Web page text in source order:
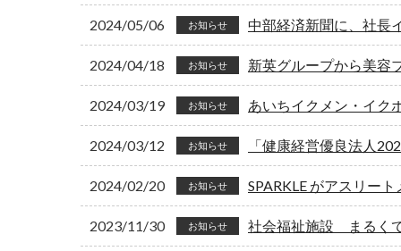
2024/05/06 お知らせ 中部経済新聞に、社長
2024/04/18 お知らせ 新英グループから美容
2024/03/19 お知らせ あいちイクメン・イク
2024/03/12 お知らせ 「健康経営優良法人
2024/02/20 お知らせ SPARKLE がアスリー
2023/11/30 お知らせ 社会福祉施設 まるく